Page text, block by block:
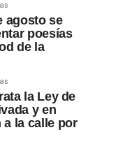
agosto se
poesías
de la
la Ley de
y en
a la calle por